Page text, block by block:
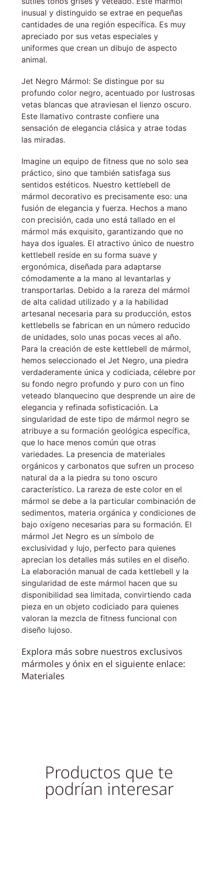
inusual y distinguido se extrae en pequeñas
cantidades de una región específica. Es muy
apreciado por sus vetas especiales y
uniformes que crean un dibujo de aspecto
animal.
Jet Negro Mármol: Se distingue por su
profundo color negro, acentuado por lustrosas
vetas blancas que atraviesan el lienzo oscuro.
Este llamativo contraste confiere una
sensación de elegancia clásica y atrae todas
las miradas.
Imagine un equipo de fitness que no solo sea
práctico, sino que también satisfaga sus
sentidos estéticos. Nuestro kettlebell de
mármol decorativo es precisamente eso: una
fusión de elegancia y fuerza. Hechos a mano
con precisión, cada uno está tallado en el
mármol más exquisito, garantizando que no
haya dos iguales. El atractivo único de nuestro
kettlebell reside en su forma suave y
ergonómica, diseñada para adaptarse
cómodamente a la mano al levantarlas y
transportarlas. Debido a la rareza del mármol
de alta calidad utilizado y a la habilidad
artesanal necesaria para su producción, estos
kettlebells se fabrican en un número reducido
de unidades, solo unas pocas veces al año.
Para la creación de este kettlebell de mármol,
hemos seleccionado el Jet Negro, una piedra
verdaderamente única y codiciada, célebre por
su fondo negro profundo y puro con un fino
veteado blanquecino que desprende un aire de
elegancia y refinada sofisticación. La
singularidad de este tipo de mármol negro se
atribuye a su formación geológica específica,
que lo hace menos común que otras
variedades. La presencia de materiales
orgánicos y carbonatos que sufren un proceso
natural da a la piedra su tono oscuro
característico. La rareza de este color en el
mármol se debe a la particular combinación de
sedimentos, materia orgánica y condiciones de
bajo oxígeno necesarias para su formación. El
mármol Jet Negro es un símbolo de
exclusividad y lujo, perfecto para quienes
aprecian los detalles más sutiles en el diseño.
La elaboración manual de cada kettlebell y la
singularidad de este mármol hacen que su
disponibilidad sea limitada, convirtiendo cada
pieza en un objeto codiciado para quienes
valoran la mezcla de fitness funcional con
diseño lujoso.
Explora más sobre nuestros exclusivos
mármoles y ónix en el siguiente enlace:
Materiales
Productos que te
podrían interesar